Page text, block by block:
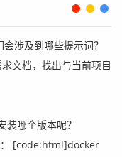
涉及到哪些提示词？
文档，找出与当前项目
哪个版本呢？
： [code:html]docker